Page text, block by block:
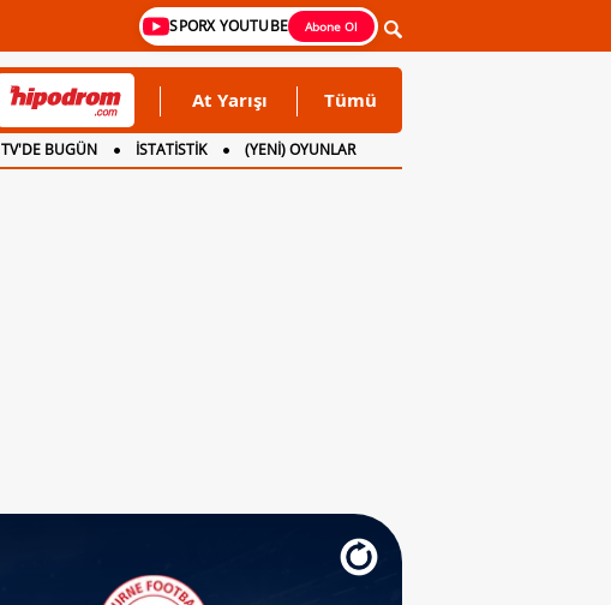
SPORX YOUTUBE Abone Ol
At Yarışı Tümü
TV'DE BUGÜN İSTATİSTİK
(YENİ) OYUNLAR